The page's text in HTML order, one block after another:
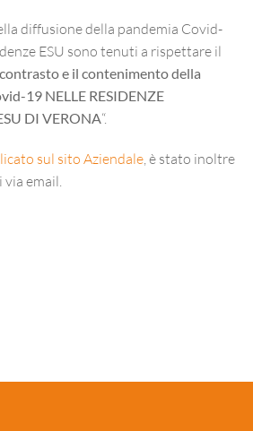
diffusione della pandemia Covid-
ESU sono tenuti a rispettare il
e il contenimento della
19 NELLE RESIDENZE
DI VERONA“.
sul sito Aziendale , è stato inoltre
email.